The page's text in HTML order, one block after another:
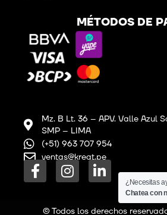
MÉTODOS DE
Mz. B Lt. 36 – APV. Valle Azul
SMP – LIMA
(+51) 963 707 954
ventas@kreat.pe
F
a
I
n
L
i
© Todos los derechos
¿Necesitas
Chatea con